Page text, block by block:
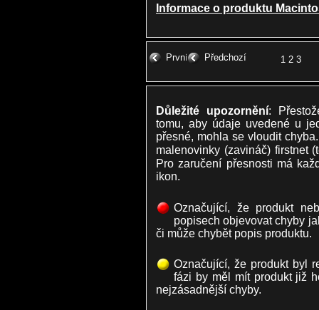
Informace o produktu
První Předchozí 1 2 3
Důležité upozornění:
tomu, aby údaje uvedené u
přesné, mohla se vloudit
malenovinky (zavináč) firstnet
Pro zaručení přesnosti má
ikon.
Označující, že produkt
popisech objevovat chyby
či může chybět popis produktu.
Označující, že produkt byl
fázi by měl mít produkt již
nejzásadnější chyby.